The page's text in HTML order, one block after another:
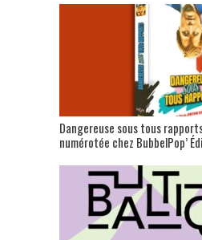
Dangereuse sous tous
numérotée chez BubbelPop’